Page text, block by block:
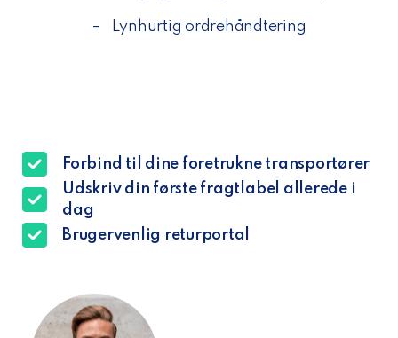
– Lynhurtig ordrehåndtering
Forbind til dine foretrukne transportører
Udskriv din første fragtlabel allerede i
dag
Brugervenlig returportal